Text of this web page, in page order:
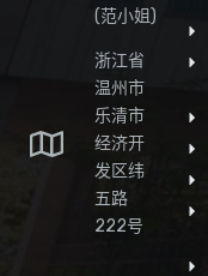
(范小姐)
浙江省
温州市
乐清市
经济开
发区纬
五路
222号